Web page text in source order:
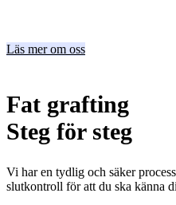
Läs mer om oss
Fat grafting
Steg för steg
Vi har en tydlig och säker
slutkontroll för att du ska känna